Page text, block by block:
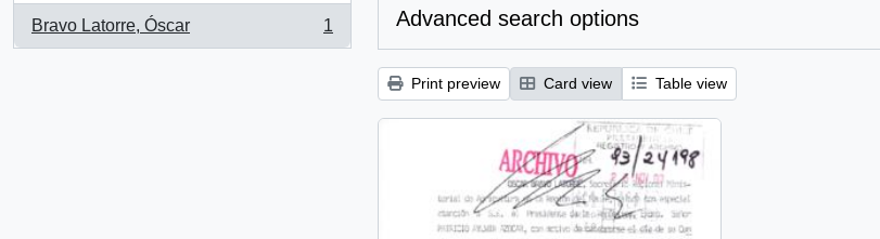
Bravo Latorre, Óscar
, 1 results
1 Advanced search options
Print preview Card view Table view